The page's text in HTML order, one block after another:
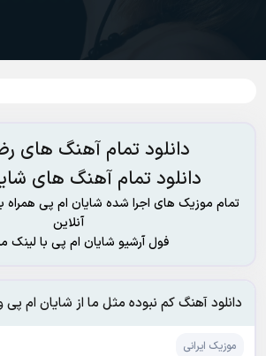
دانلود تمام آهنگ های رضا ابهام
دانلود تمام آهنگ های شایان ام پی
تمام موزیک های اجرا شده شایان ام پی
آنلاین
فول آرشیو شایان ام پی با لینک
دانلود آهنگ کم نبوده مثل ما از شایان ام پی
موزیک ایرانی